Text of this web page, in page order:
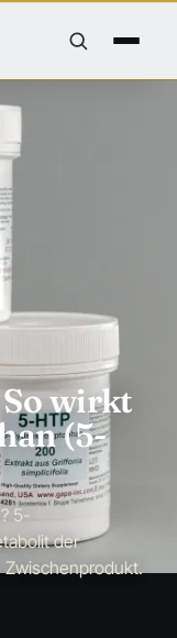
wirkt
(5-
5-
der
Zwischenprodukt.